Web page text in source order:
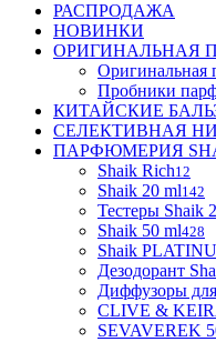
РАСПРОДАЖА
НОВИНКИ
ОРИГИНАЛЬНАЯ
Оригинальная
Пробники
КИТАЙСКИЕ
СЕЛЕКТИВНАЯ
ПАРФЮМЕРИЯ
Shaik Rich12
Shaik 20 ml142
Тестеры Shaik
Shaik 50 ml428
Shaik
Дезодорант
Диффузоры
CLIVE &
SEVAVEREK